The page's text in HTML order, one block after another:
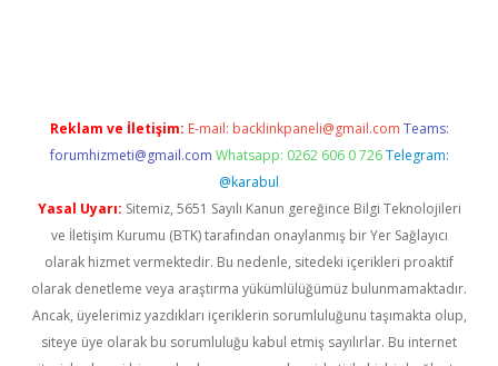
Reklam ve İletişim: E-mail: backlinkpaneli@gmail.com Teams:
forumhizmeti@gmail.com Whatsapp: 0262 606 0 726 Telegram:
@karabul
Yasal Uyarı: Sitemiz, 5651 Sayılı Kanun gereğince Bilgi Teknolojileri
ve İletişim Kurumu (BTK) tarafından onaylanmış bir Yer Sağlayıcı
olarak hizmet vermektedir. Bu nedenle, sitedeki içerikleri proaktif
olarak denetleme veya araştırma yükümlülüğümüz bulunmamaktadır.
Ancak, üyelerimiz yazdıkları içeriklerin sorumluluğunu taşımakta olup,
siteye üye olarak bu sorumluluğu kabul etmiş sayılırlar. Bu internet